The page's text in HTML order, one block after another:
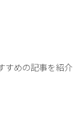
すめの記事を紹介